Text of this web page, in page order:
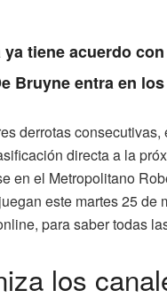
ya tiene acuerdo
Bruyne entra en
derrotas
directa a la
en el Metropolitano
juegan este martes 25 de
para saber todas
los